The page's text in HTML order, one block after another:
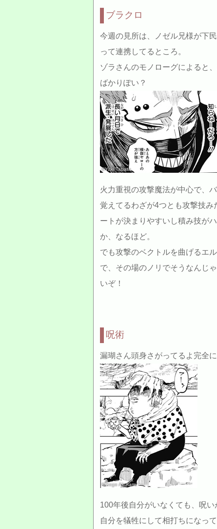
ブラクロ
今週の見所は、ノゼル兄様が下
って連携してるところ。
ゾラさんのモノローグによると
ばかりぽい？
©Yuki Tabata
火力重視の攻撃魔法が中心で、
覚えてるわざが4つとも攻撃技み
ートが決まりやすいし積み技が
か、なるほど。
でも攻撃のベクトルを曲げるエ
で、その場のノリでそうなんじ
いぞ！
呪術
漏瑚さん頭身さがってるよ完全
©Gege Akutami
100年後自分がいなくても、呪
自分を犠牲にして相打ちになっ